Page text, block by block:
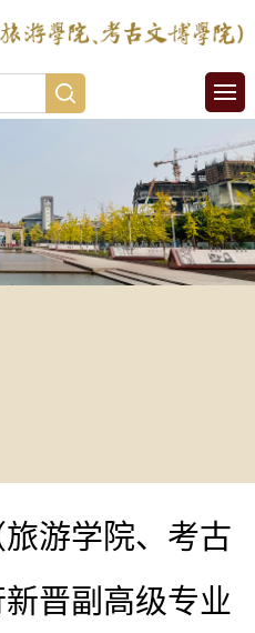
游学院、考古
晋副高级专业